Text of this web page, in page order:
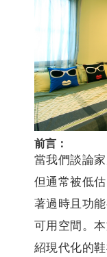
前言：
當我們談論
但通常被低
著過時且功
可用空間。
紹現代化的